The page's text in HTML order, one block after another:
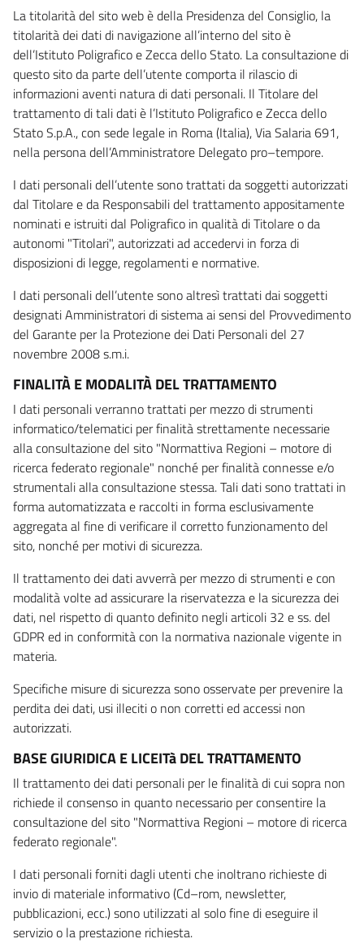
La titolarità del sito web è della Presidenza del Consiglio, la
titolarità dei dati di navigazione all’interno del sito è
dell’Istituto Poligrafico e Zecca dello Stato. La consultazione di
questo sito da parte dell’utente comporta il rilascio di
informazioni aventi natura di dati personali. Il Titolare del
trattamento di tali dati è l’Istituto Poligrafico e Zecca dello
Stato S.p.A., con sede legale in Roma (Italia), Via Salaria 691,
nella persona dell’Amministratore Delegato pro–tempore.
I dati personali dell’utente sono trattati da soggetti autorizzati
dal Titolare e da Responsabili del trattamento appositamente
nominati e istruiti dal Poligrafico in qualità di Titolare o da
autonomi "Titolari", autorizzati ad accedervi in forza di
disposizioni di legge, regolamenti e normative.
I dati personali dell’utente sono altresì trattati dai soggetti
designati Amministratori di sistema ai sensi del Provvedimento
del Garante per la Protezione dei Dati Personali del 27
novembre 2008 s.m.i.
FINALITÀ E MODALITÀ DEL TRATTAMENTO
I dati personali verranno trattati per mezzo di strumenti
informatico/telematici per finalità strettamente necessarie
alla consultazione del sito "Normattiva Regioni – motore di
ricerca federato regionale" nonché per finalità connesse e/o
strumentali alla consultazione stessa. Tali dati sono trattati in
forma automatizzata e raccolti in forma esclusivamente
aggregata al fine di verificare il corretto funzionamento del
sito, nonché per motivi di sicurezza.
Il trattamento dei dati avverrà per mezzo di strumenti e con
modalità volte ad assicurare la riservatezza e la sicurezza dei
dati, nel rispetto di quanto definito negli articoli 32 e ss. del
GDPR ed in conformità con la normativa nazionale vigente in
materia.
Specifiche misure di sicurezza sono osservate per prevenire la
perdita dei dati, usi illeciti o non corretti ed accessi non
autorizzati.
BASE GIURIDICA E LICEITà DEL TRATTAMENTO
Il trattamento dei dati personali per le finalità di cui sopra non
richiede il consenso in quanto necessario per consentire la
consultazione del sito "Normattiva Regioni – motore di ricerca
federato regionale".
I dati personali forniti dagli utenti che inoltrano richieste di
invio di materiale informativo (Cd–rom, newsletter,
pubblicazioni, ecc.) sono utilizzati al solo fine di eseguire il
servizio o la prestazione richiesta.